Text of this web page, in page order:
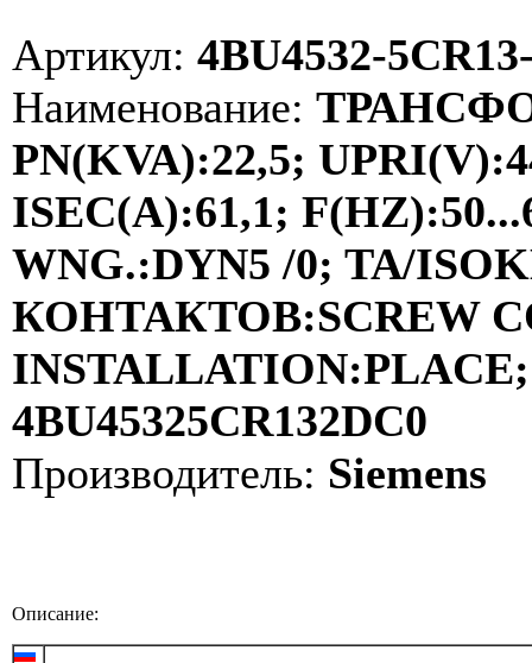
Артикул: 4BU4532-
Наименование:
PN(KVA):22,5;
ISEC(A):61,1;
WNG.:DYN5 /0; TA/
КОНТАКТОВ:SCREW
INSTALLATION:PLACE;
4BU45325CR132DC0
Производитель: Siemens
Описание: